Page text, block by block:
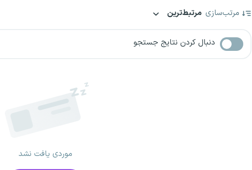
مرتب‌سازی مرتبط‌ترین
دنبال کردن نتایج جستجو
موردی یافت نشد